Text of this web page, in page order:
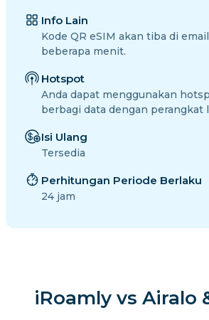
Info Lain
Kode QR eSIM akan tiba di
beberapa menit.
Hotspot
Anda dapat menggunakan
berbagi data dengan perangkat
Isi Ulang
Tersedia
Perhitungan Periode Berlaku
24 jam
iRoamly vs Airalo